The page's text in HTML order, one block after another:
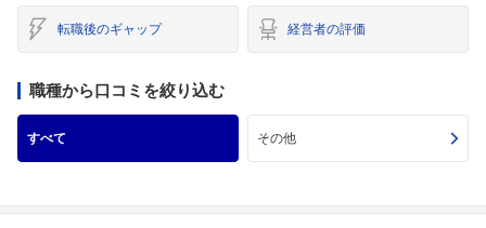
転職後のギャップ 経営者の評価
職種から口コミを絞り込む
すべて その他